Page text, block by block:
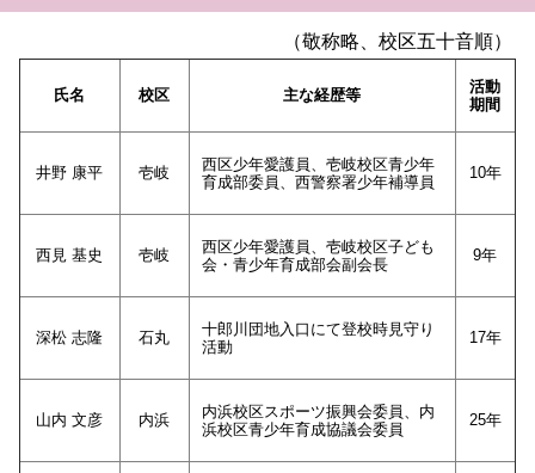
（敬称略、校区五十音順）
氏名 校区 主な経歴等
活動
期間
井野 康平 壱岐 西区少年愛護員、 壱岐校区青少年
育成部委員、西警察署少年補導員
10年
西見 基史 壱岐
西区少年愛護員、壱岐校区子ども
会・青少年育成部会副会長
9年
深松 志隆 石丸
十郎川団地入口にて登校時見守り
活動
17年
山内 文彦 内浜
内浜校区スポーツ振興会委員、内
浜校区青少年育成協議会委員
25年